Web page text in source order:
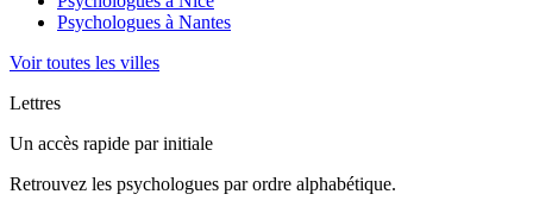
Psychologues à Nantes
Voir toutes les villes
Lettres
Un accès rapide par initiale
Retrouvez les psychologues par ordre alphabétique.